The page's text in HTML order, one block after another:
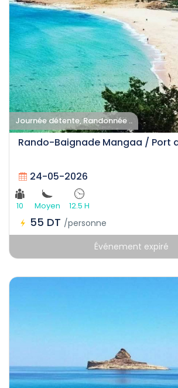
Journée détente, Randonnée ..
Rando-Baignade Mangaa / Port
24-05-2026
10 Moyen 12.5 H
55 DT /personne
Événement expiré